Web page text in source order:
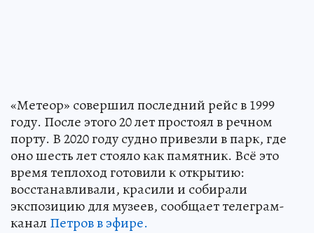
«Метеор» совершил последний рейс в 1999
году. После этого 20 лет простоял в речном
порту. В 2020 году судно привезли в парк, где
оно шесть лет стояло как памятник. Всё это
время теплоход готовили к открытию:
восстанавливали, красили и собирали
экспозицию для музеев, сообщает телеграм-
канал Петров в эфире.